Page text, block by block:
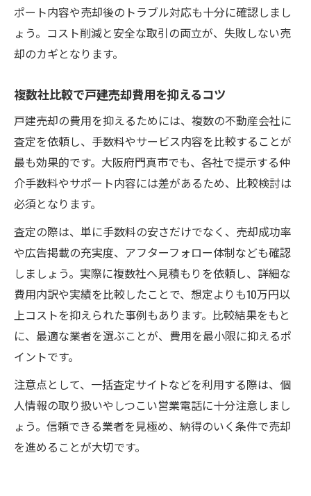
ポート内容や売却後のトラブル対応も十分に確認しまし
ょう。コスト削減と安全な取引の両立が、失敗しない売
却のカギとなります。
複数社比較で戸建売却費用を抑えるコツ
戸建売却の費用を抑えるためには、複数の不動産会社に
査定を依頼し、手数料やサービス内容を比較することが
最も効果的です。大阪府門真市でも、各社で提示する仲
介手数料やサポート内容には差があるため、比較検討は
必須となります。
査定の際は、単に手数料の安さだけでなく、売却成功率
や広告掲載の充実度、アフターフォロー体制なども確認
しましょう。実際に複数社へ見積もりを依頼し、詳細な
費用内訳や実績を比較したことで、想定よりも10万円以
上コストを抑えられた事例もあります。比較結果をもと
に、最適な業者を選ぶことが、費用を最小限に抑えるポ
イントです。
注意点として、一括査定サイトなどを利用する際は、個
人情報の取り扱いやしつこい営業電話に十分注意しまし
ょう。信頼できる業者を見極め、納得のいく条件で売却
を進めることが大切です。